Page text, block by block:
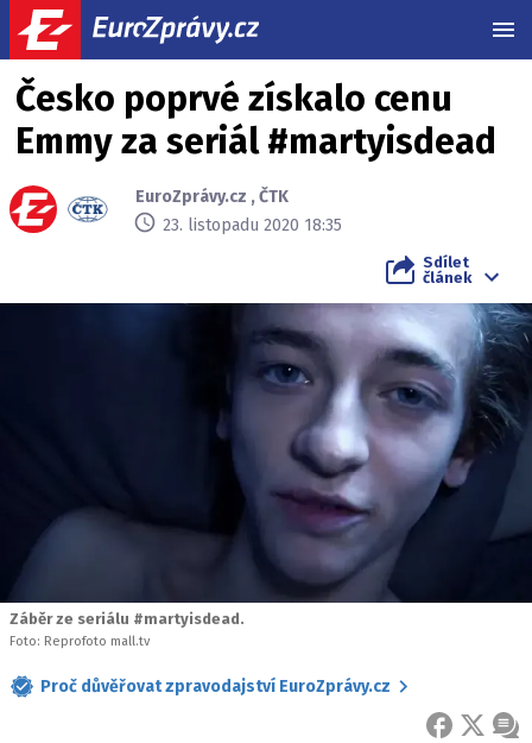
Česko poprvé získalo cenu
Emmy za seriál #martyisdead
EuroZprávy.cz ,ČTK
23. listopadu 2020 18:35
Sdílet
článek
Záběr ze seriálu #martyisdead.
Foto: Reprofoto mall.tv
Proč důvěřovat zpravodajství EuroZprávy.cz
FACEBOOK
X